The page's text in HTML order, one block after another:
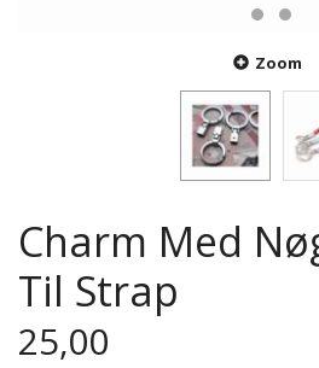
Zoom
Charm Med
Til Strap
25,00